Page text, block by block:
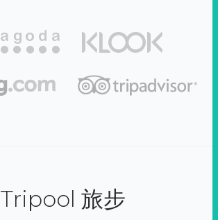
Tripool 旅步